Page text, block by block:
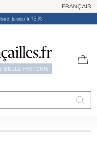
Livraison/
FRANÇAIS
jusqu'à 15%